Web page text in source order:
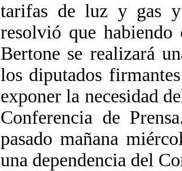
tarifas de luz y gas
resolvió que
Bertone se realizará
los diputados
exponer la necesidad
Conferencia de
pasado mañana
una dependencia del